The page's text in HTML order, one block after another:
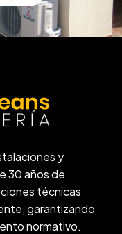
y
30 años de
técnicas
garantizando
normativo.